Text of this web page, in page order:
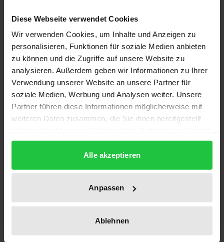
Diese Webseite verwendet Cookies
Wir verwenden Cookies, um Inhalte und Anzeigen zu
personalisieren, Funktionen für soziale Medien anbieten
zu können und die Zugriffe auf unsere Website zu
analysieren. Außerdem geben wir Informationen zu Ihrer
Verwendung unserer Website an unsere Partner für
soziale Medien, Werbung und Analysen weiter. Unsere
Partner führen diese Informationen möglicherweise mit
weiteren Daten zusammen, die Sie ihnen bereitgestellt
gesammelt haben.
Alle akzeptieren
Anpassen
Ablehnen
Beschreibung
Die Studie beschäftigt sich aus rechtshistorischer
Perspektive mit dem Verhältnis zwischen der
dogmatisch arbeitenden Strafrechtswissenschaft
und der aufstrebenden empirisch ausgerichteten
Kriminologie. Seit der Konzeption einer »gesamten
Strafrechtswissenschaft« durch Franz von Liszt von
Forschungsansätze zu versöhnen und zu einer
homogenen Wissenschaft zusammenzuführen.
Am Beispiel des nicht nur disziplingeschichtlich
besonders interessanten und außergewöhnlichen
Schwierigkeiten dieser genuin interdisziplinäre